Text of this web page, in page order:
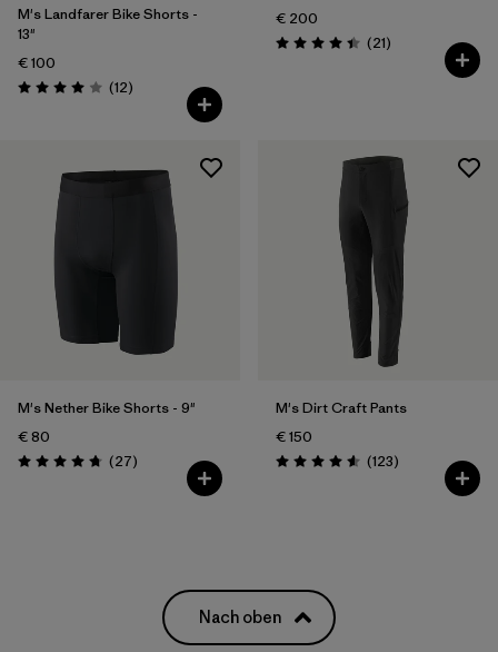
M's Landfarer Bike Shorts -
13"
€ 100
Bewertung: 4.0 / 5
(12Rezensionen
)
€ 200
Bewertung: 4.4 / 5
(21Rezensionen
)
M's Nether Bike Shorts - 9"
€ 80
Bewertung: 4.8 / 5
(27Rezensionen
)
M's Dirt Craft Pants
€ 150
Bewertung: 4.6 / 5
(123Rezensionen
)
Nach oben